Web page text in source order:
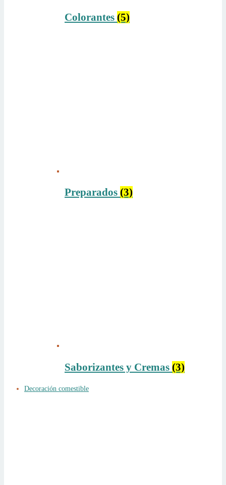
Colorantes (5)
Preparados (3)
Saborizantes y Cremas (3)
Decoración comestible